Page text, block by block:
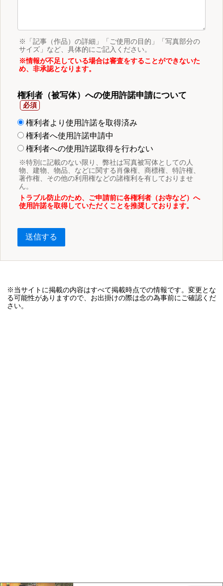
※「記事（作品）の詳細」「ご使用の目的」「写真部分の
サイズ」など、具体的にご記入ください。
※情報が不足している場合は審査をすることができないた
め、非承認となります。
権利者（被写体）への使用許諾申請について
権利者より使用許諾を取得済み
権利者へ使用許諾申請中
権利者への使用許諾取得を行わない
※特別に記載のない限り、弊社は写真被写体としての人
物、建物、物品、などに関する肖像権、商標権、特許権、
著作権、その他の利用権などの諸権利を有しておりませ
ん。
トラブル防止のため、ご申請前に各権利者（お寺など）へ
使用許諾を取得していただくことを推奨しております。
送信する
※当サイトに掲載の内容はすべて掲載時点での情報です。変更とな
る可能性がありますので、お出掛けの際は念の為事前にご確認くだ
さい。